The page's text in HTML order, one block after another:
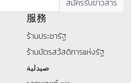
服務
ร้านประชารัฐ
ร้านบัตรสว้สดิการแห่งรัฐ
صيدلية